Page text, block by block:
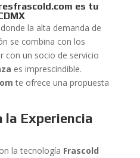
es tu
la alta demanda de
se combina con los
con un socio de servicio
es imprescindible.
te ofrece una propuesta
la Experiencia
la tecnología Frascold